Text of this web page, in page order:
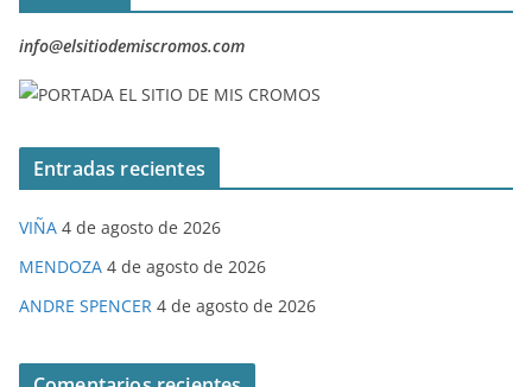
info@elsitiodemiscromos.com
Entradas recientes
VIÑA 4 de agosto de 2026
MENDOZA 4 de agosto de 2026
ANDRE SPENCER 4 de agosto de 2026